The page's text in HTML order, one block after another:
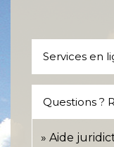
Services en
Questions ?
Aide